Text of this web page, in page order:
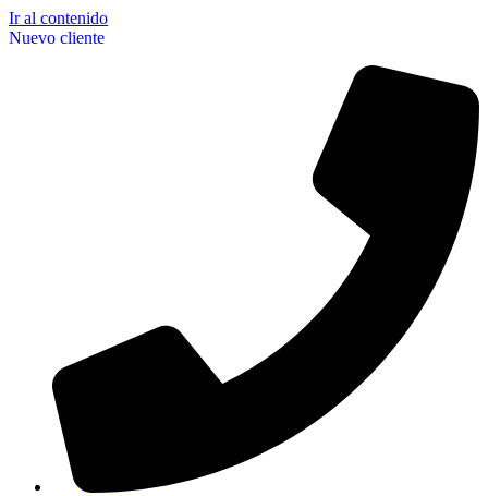
Ir al contenido
Nuevo cliente